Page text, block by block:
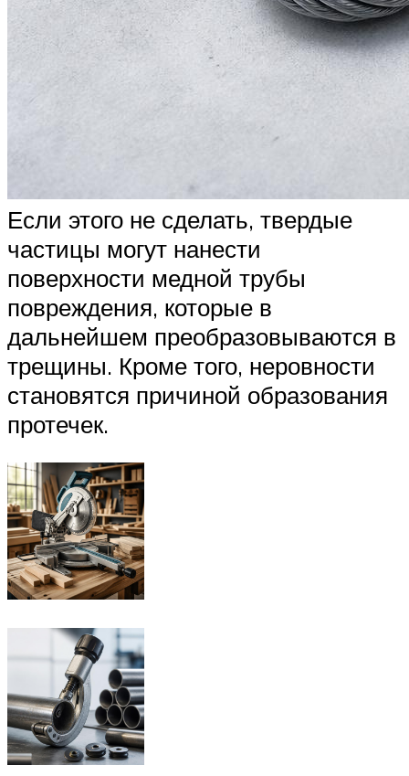
Если этого не сделать, твердые
частицы могут нанести
поверхности медной трубы
повреждения, которые в
дальнейшем преобразовываются в
трещины. Кроме того, неровности
становятся причиной образования
протечек.